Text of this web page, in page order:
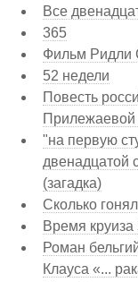
Все
365
Фильм Ридли
52 недели
Повесть
Прилежаевой
"на первую
двенадцатой
(загадка)
Сколько
Время
Роман
Клауса «...